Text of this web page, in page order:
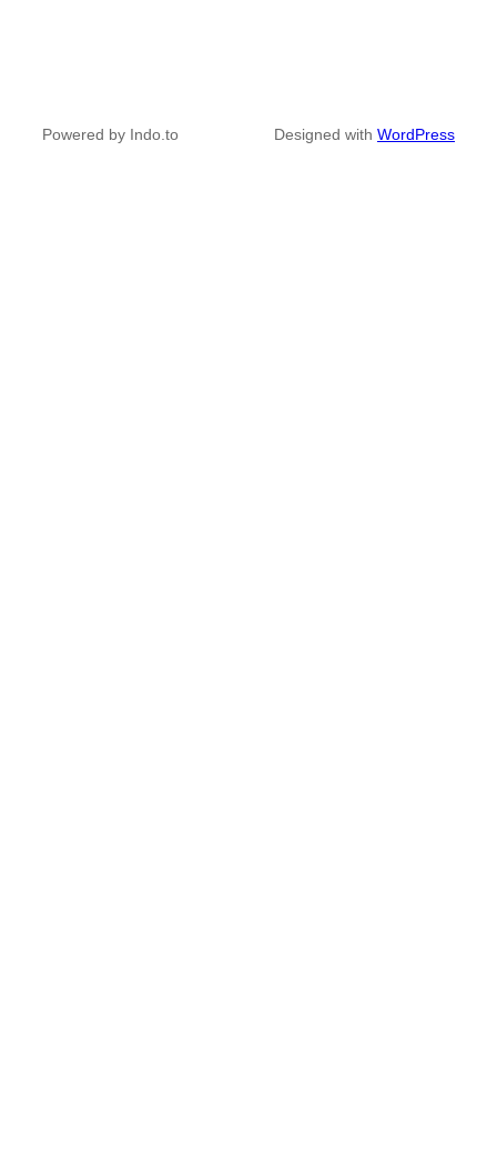
Powered by Indo.to Designed with WordPress